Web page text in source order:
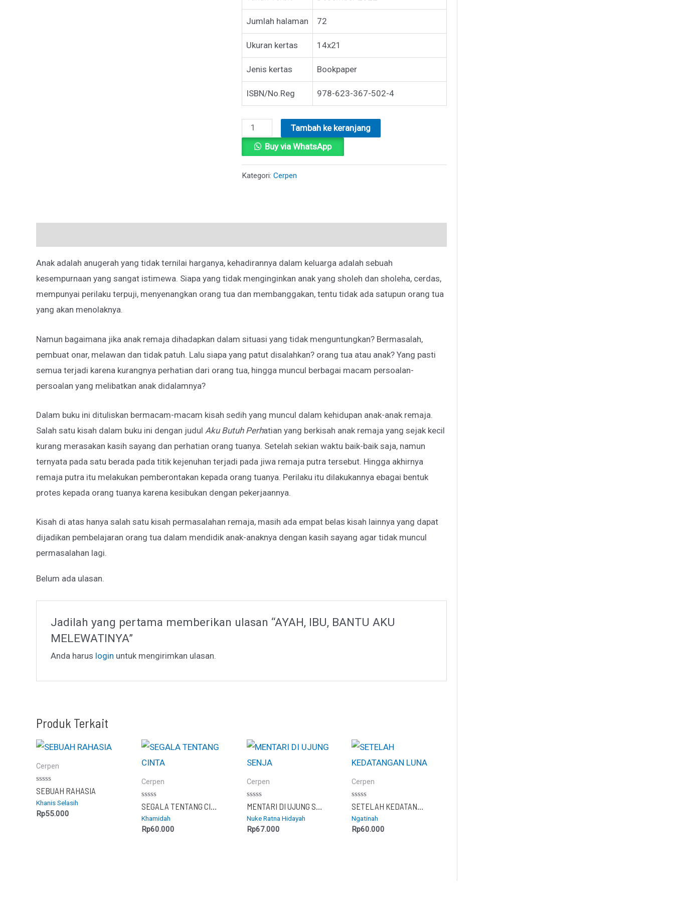
Jumlah halaman 72
Ukuran kertas 14x21
Jenis kertas Bookpaper
ISBN/No.Reg 978-623-367-502-4
Kuantitas
AYAH,
IBU,
BANTU
Tambah ke keranjang
Buy via WhatsApp
Kategori: Cerpen
Anak adalah anugerah yang tidak ternilai harganya, kehadirannya dalam keluarga adalah sebuah
kesempurnaan yang sangat istimewa. Siapa yang tidak menginginkan anak yang sholeh dan sholeha, cerdas,
mempunyai perilaku terpuji, menyenangkan orang tua dan membanggakan, tentu tidak ada satupun orang tua
yang akan menolaknya.
Namun bagaimana jika anak remaja dihadapkan dalam situasi yang tidak menguntungkan? Bermasalah,
pembuat onar, melawan dan tidak patuh. Lalu siapa yang patut disalahkan? orang tua atau anak? Yang pasti
semua terjadi karena kurangnya perhatian dari orang tua, hingga muncul berbagai macam persoalan-
persoalan yang melibatkan anak didalamnya?
Dalam buku ini dituliskan bermacam-macam kisah sedih yang muncul dalam kehidupan anak-anak remaja.
Salah satu kisah dalam buku ini dengan judul Aku Butuh Perhatian yang berkisah anak remaja yang sejak kecil
kurang merasakan kasih sayang dan perhatian orang tuanya. Setelah sekian waktu baik-baik saja, namun
ternyata pada satu berada pada titik kejenuhan terjadi pada jiwa remaja putra tersebut. Hingga akhirnya
remaja putra itu melakukan pemberontakan kepada orang tuanya. Perilaku itu dilakukannya ebagai bentuk
protes kepada orang tuanya karena kesibukan dengan pekerjaannya.
Kisah di atas hanya salah satu kisah permasalahan remaja, masih ada empat belas kisah lainnya yang dapat
dijadikan pembelajaran orang tua dalam mendidik anak-anaknya dengan kasih sayang agar tidak muncul
permasalahan lagi.
Belum ada ulasan.
Jadilah yang pertama memberikan ulasan “AYAH, IBU, BANTU AKU
MELEWATINYA”
Anda harus login untuk mengirimkan ulasan.
Produk Terkait
Cerpen
Dinilai
0
dari
5
SEBUAH RAHASIA
Khanis Selasih
Rp55.000
Cerpen
Dinilai
0
dari
5
Khamidah
Rp60.000
Cerpen
Dinilai
0
dari
5
Nuke Ratna Hidayah
Rp67.000
Cerpen
Dinilai
0
dari
5
Ngatinah
Rp60.000